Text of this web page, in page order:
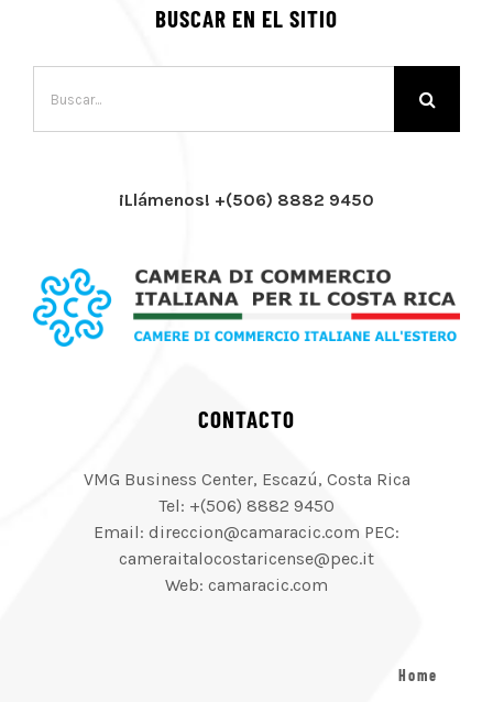
BUSCAR EN EL SITIO
¡Llámenos! +(506) 8882 9450
CONTACTO
VMG Business Center, Escazú, Costa Rica
Tel: +(506) 8882 9450
Email: direccion@camaracic.com PEC:
cameraitalocostaricense@pec.it
Web: camaracic.com
Home